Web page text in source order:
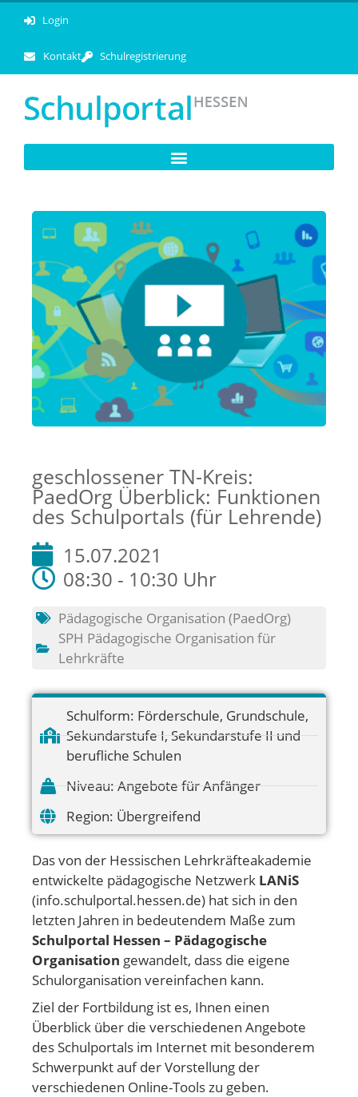
Login
Kontakt Schulregistrierung
geschlossener TN-Kreis:
PaedOrg Überblick: Funktionen
des Schulportals (für Lehrende)
15.07.2021
08:30 - 10:30 Uhr
Pädagogische Organisation (PaedOrg)
SPH Pädagogische Organisation für
Lehrkräfte
Schulform: Förderschule, Grundschule,
Sekundarstufe I, Sekundarstufe II und
berufliche Schulen
Niveau: Angebote für Anfänger
Region: Übergreifend
Das von der Hessischen Lehrkräfteakademie
entwickelte pädagogische Netzwerk LANiS
(info.schulportal.hessen.de) hat sich in den
letzten Jahren in bedeutendem Maße zum
Schulportal Hessen – Pädagogische
Organisation gewandelt, dass die eigene
Schulorganisation vereinfachen kann.
Ziel der Fortbildung ist es, Ihnen einen
Überblick über die verschiedenen Angebote
des Schulportals im Internet mit besonderem
Schwerpunkt auf der Vorstellung der
verschiedenen Online-Tools zu geben.